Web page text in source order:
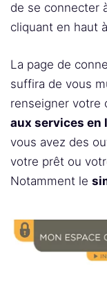
de se connecter
cliquant en haut
La page de
suffira de vous
renseigner votre
aux services en
vous avez des
votre prêt ou
Notamment le